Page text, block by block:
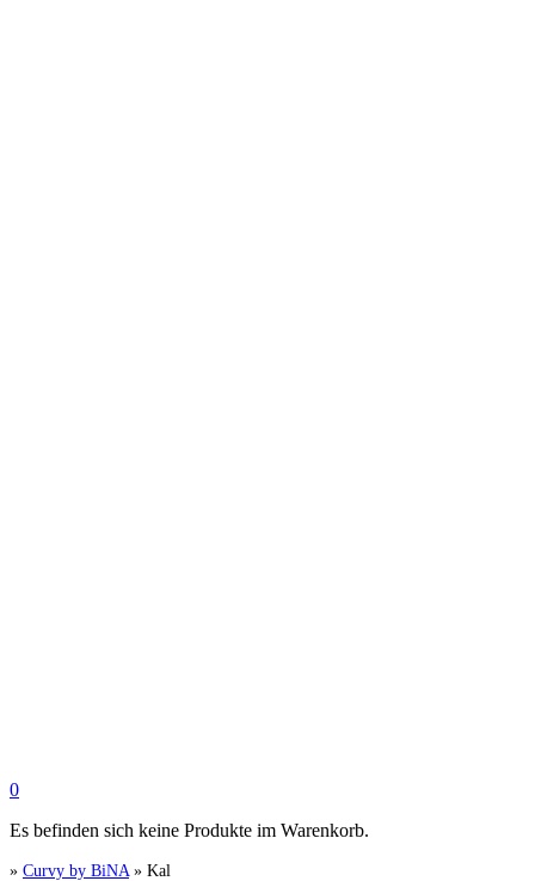
0
Es befinden sich keine Produkte im Warenkorb.
» Curvy by BiNA » Kal